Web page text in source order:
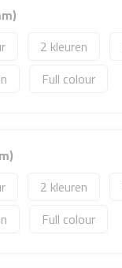
2
Full colour
2
Full colour